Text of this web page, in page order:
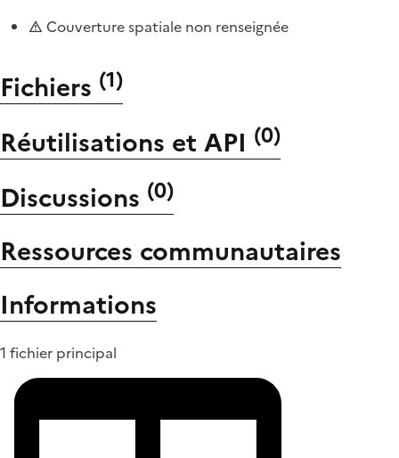
Couverture spatiale non renseignée
Fichiers (1)
Réutilisations et API (0)
Discussions (0)
Ressources communautaires
Informations
1 fichier principal